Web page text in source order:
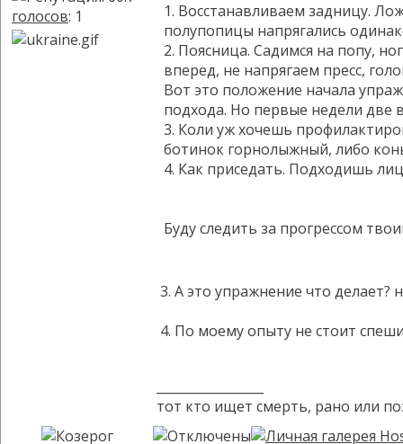
голосов: 1
1. Восстанавливаем задницу.
полупопицы напрягались
2. Поясница. Садимся на попу,
вперед, не напрягаем пресс,
Вот это положение начала
подхода. Но первые недели две
3. Коли уж хочешь
ботинок горнолыжный, либо
4. Как приседать. Подходишь
Буду следить за прогрессом
3. А это упражнение что делает?
4. По моему опыту не стоит
тот кто ищет смерть, рано или